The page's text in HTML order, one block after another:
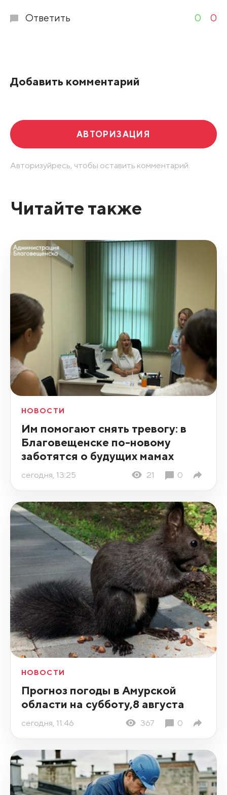
Ответить 0 0
Добавить комментарий
АВТОРИЗАЦИЯ
Авторизуйресь, чтобы оставить комментарий.
Читайте также
НОВОСТИ
Им помогают снять тревогу: в
Благовещенске по-новому
заботятся о будущих мамах
сегодня, 13:25 21 0
НОВОСТИ
Прогноз погоды в Амурской
области на субботу,8 августа
сегодня, 11:46 367 0